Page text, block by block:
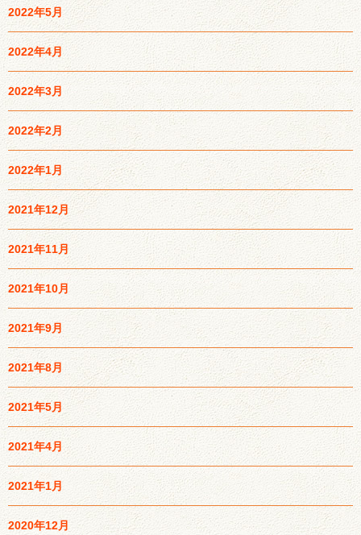
2022年5月
2022年4月
2022年3月
2022年2月
2022年1月
2021年12月
2021年11月
2021年10月
2021年9月
2021年8月
2021年5月
2021年4月
2021年1月
2020年12月